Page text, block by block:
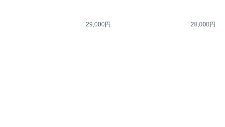
29,000円 28,000円